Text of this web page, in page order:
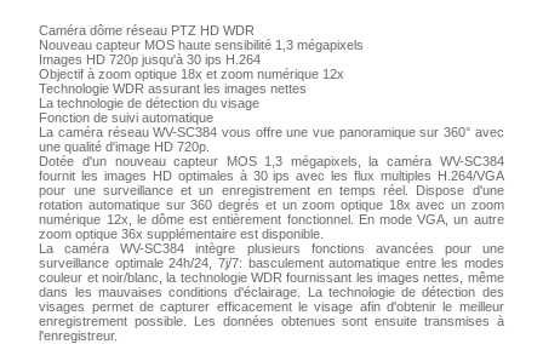
Caméra dôme réseau PTZ HD WDR
Nouveau capteur MOS haute sensibilité 1,3 mégapixels
Images HD 720p jusqu'à 30 ips H.264
Objectif à zoom optique 18x et zoom numérique 12x
Technologie WDR assurant les images nettes
La technologie de détection du visage
Fonction de suivi automatique
La caméra réseau WV-SC384 vous offre une vue panoramique sur 360° avec
une qualité d'image HD 720p.
Dotée d'un nouveau capteur MOS 1,3 mégapixels, la caméra WV-SC384
fournit les images HD optimales à 30 ips avec les flux multiples H.264/VGA
pour une surveillance et un enregistrement en temps réel. Dispose d'une
rotation automatique sur 360 degrés et un zoom optique 18x avec un zoom
numérique 12x, le dôme est entièrement fonctionnel. En mode VGA, un autre
zoom optique 36x supplémentaire est disponible.
La caméra WV-SC384 intègre plusieurs fonctions avancées pour une
surveillance optimale 24h/24, 7j/7: basculement automatique entre les modes
couleur et noir/blanc, la technologie WDR fournissant les images nettes, même
dans les mauvaises conditions d'éclairage. La technologie de détection des
visages permet de capturer efficacement le visage afin d'obtenir le meilleur
enregistrement possible. Les données obtenues sont ensuite transmises à
l'enregistreur.